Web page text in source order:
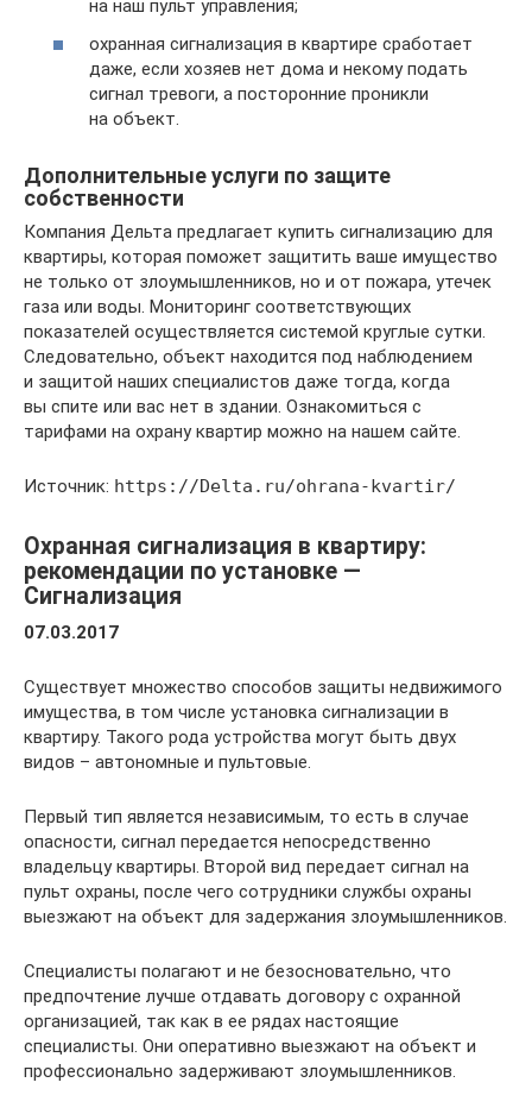
на наш пульт управления;
охранная сигнализация в квартире сработает
даже, если хозяев нет дома и некому подать
сигнал тревоги, а посторонние проникли
на объект.
Дополнительные услуги по защите
собственности
Компания Дельта предлагает купить сигнализацию для
квартиры, которая поможет защитить ваше имущество
не только от злоумышленников, но и от пожара, утечек
газа или воды. Мониторинг соответствующих
показателей осуществляется системой круглые сутки.
Следовательно, объект находится под наблюдением
и защитой наших специалистов даже тогда, когда
вы спите или вас нет в здании. Ознакомиться с
тарифами на охрану квартир можно на нашем сайте.
Источник: https://Delta.ru/ohrana-kvartir/
Охранная сигнализация в квартиру:
рекомендации по установке —
Сигнализация
07.03.2017
Существует множество способов защиты недвижимого
имущества, в том числе установка сигнализации в
квартиру. Такого рода устройства могут быть двух
видов – автономные и пультовые.
Первый тип является независимым, то есть в случае
опасности, сигнал передается непосредственно
владельцу квартиры. Второй вид передает сигнал на
пульт охраны, после чего сотрудники службы охраны
выезжают на объект для задержания злоумышленников.
Специалисты полагают и не безосновательно, что
предпочтение лучше отдавать договору с охранной
организацией, так как в ее рядах настоящие
специалисты. Они оперативно выезжают на объект и
профессионально задерживают злоумышленников.